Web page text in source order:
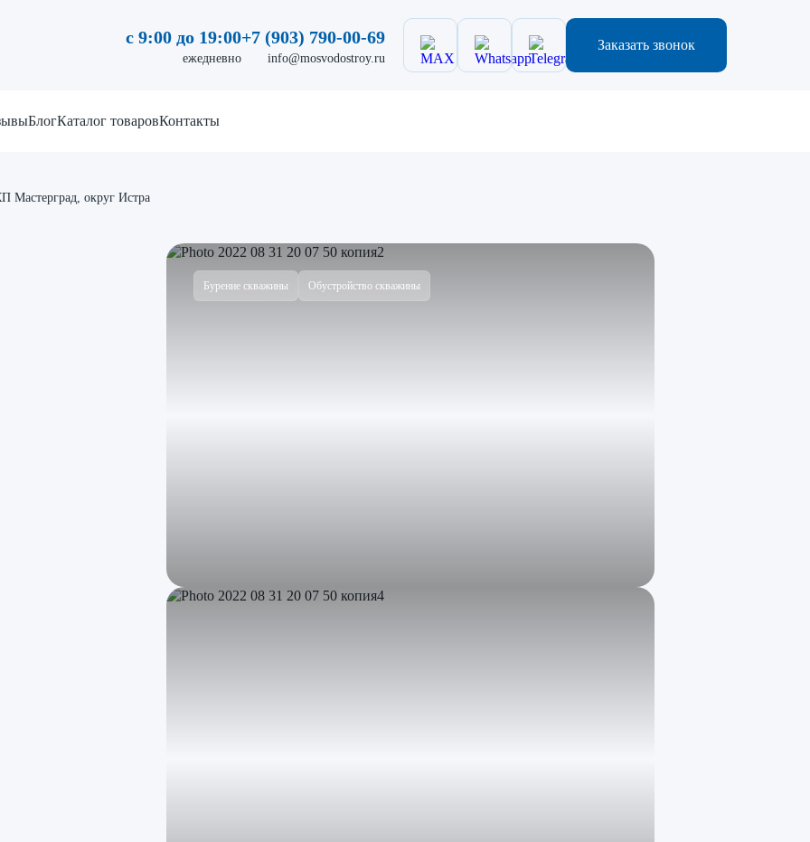
с 9:00 до 19:00
ежедневно
+7 (903) 790-00-69
info@mosvodostroy.ru
Заказать звонок
БлогКаталог товаровКонтакты
Мастерград, округ Истра
Бурение скважины Обустройство скважины